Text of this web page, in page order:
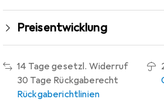
Preisentwicklung
14 Tage gesetzl. Widerruf
30 Tage Rückgaberecht
Rückgaberichtlinien